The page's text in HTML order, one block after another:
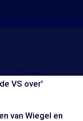
VS over'
van Wiegel en